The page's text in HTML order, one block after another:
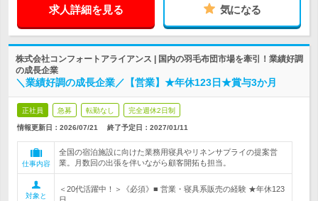
求人詳細を見る 気になる
株式会社コンフォートアライアンス | 国内の羽毛布団市場を牽引！業績好調
の成長企業
＼業績好調の成長企業／【営業】★年休123日★賞与3か月
正社員 急募 転勤なし 完全週休2日制
情報更新日：2026/07/21 終了予定日： 2027/01/11
仕事内容
全国の宿泊施設に向けた業務用寝具やリネンサプライの提案営
業。月数回の出張を伴いながら顧客開拓も担当。
対象と
＜20代活躍中！＞《必須》■ 営業・寝具系販売の経験 ★年休123